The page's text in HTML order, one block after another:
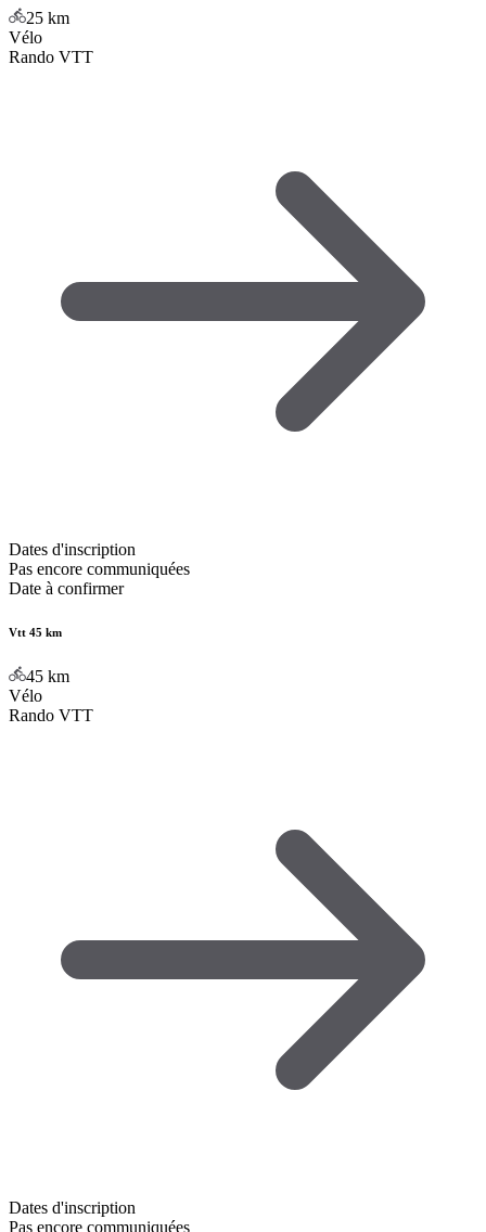
25 km
Vélo
Rando VTT
Dates d'inscription
Pas encore communiquées
Date à confirmer
Vtt 45 km
45 km
Vélo
Rando VTT
Dates d'inscription
Pas encore communiquées